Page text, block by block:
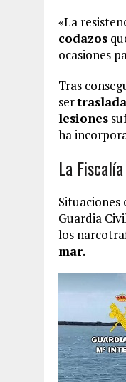
«La
codazos
ocasiones
Tras
ser
lesiones
ha
La
Situaciones
Guardia
los
mar.